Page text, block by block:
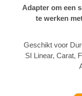
Adapter om een
te werken
Geschikt voor
SI Linear, Carat,